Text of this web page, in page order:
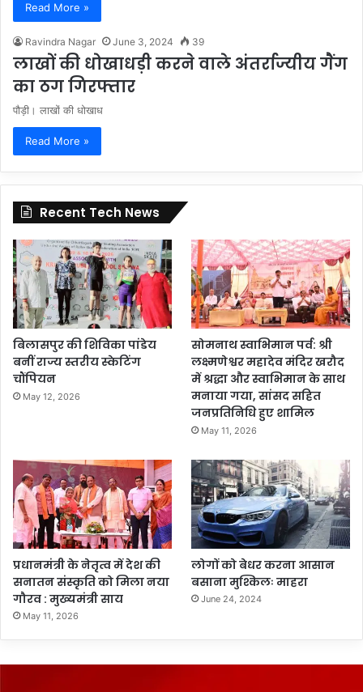
Read More »
Ravindra Nagar June 3, 2024 39
लाखों की धोखाधड़ी करने वाले अंतर्राज्यीय गैंग
का ठग गिरफ्तार
पौड़ी। लाखों की धोखाध
Read More »
Recent Tech News
बिलासपुर की शिविका पांडेय
बनीं राज्य स्तरीय स्केटिंग
चौंपियन
May 12, 2026
सोमनाथ स्वाभिमान पर्व: श्री
लक्ष्मणेश्वर महादेव मंदिर खरौद
में श्रद्धा और स्वाभिमान के साथ
मनाया गया, सांसद सहित
जनप्रतिनिधि हुए शामिल
May 11, 2026
प्रधानमंत्री के नेतृत्व में देश की
सनातन संस्कृति को मिला नया
गौरव : मुख्यमंत्री साय
May 11, 2026
लोगों को बेधर करना आसान
बसाना मुश्किलः माहरा
June 24, 2024